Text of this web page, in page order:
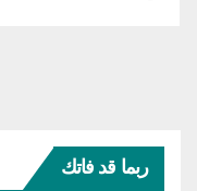
ربما قد فاتك